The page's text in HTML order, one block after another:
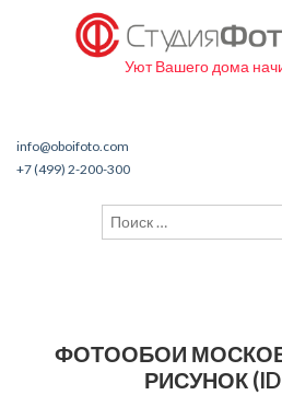
Уют Вашего дома
info@oboifoto.com
+7 (499) 2-200-300
ФОТООБОИ
РИСУНОК